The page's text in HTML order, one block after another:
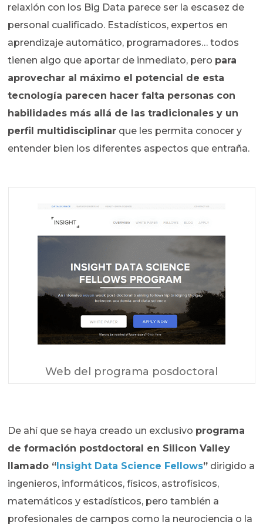
relaxión con los Big Data parece ser la escasez de
personal cualificado. Estadísticos, expertos en
aprendizaje automático, programadores… todos
tienen algo que aportar de inmediato, pero para
aprovechar al máximo el potencial de esta
tecnología parecen hacer falta personas con
habilidades más allá de las tradicionales y un
perfil multidisciplinar que les permita conocer y
entender bien los diferentes aspectos que entraña.
Web del programa posdoctoral
De ahí que se haya creado un exclusivo programa
de formación postdoctoral en Silicon Valley
llamado “ Insight Data Science Fellows” dirigido a
ingenieros, informáticos, físicos, astrofísicos,
matemáticos y estadísticos, pero también a
profesionales de campos como la neurociencia o la